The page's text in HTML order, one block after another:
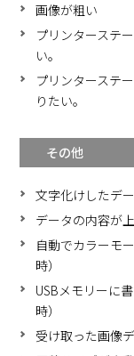
画像が粗い
プリンターステ
い。
プリンターステ
りたい。
その他
文字化けしたデ
データの内容が
自動でカラーモ
時）
USBメモリーに
時）
受け取った画像